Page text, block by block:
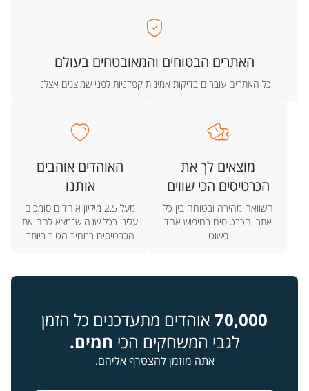
האתרים הבטוחים והמאובטחים בעולם
כל האתרים עוברים בדיקות אמינות קפדניות לפני שמוצגים אצלנו
מוצאים לך את
הכרטיסים הכי שווים
השוואה מהירה ובטוחה בין כל
אתרי הכרטיסים בחיפוש אחד
פשוט
האוהדים אוהבים
אותנו
מעל 2.5 מיליון אוהדים סומכים
עלינו בכל שנה שנמצא להם את
הכרטיסים במחיר הטוב ביותר
70,000 אוהדים מתעדכנים כל הזמן
לגבי המשחקים הכי חמים.
אתה מוזמן להצטרף אליהם.